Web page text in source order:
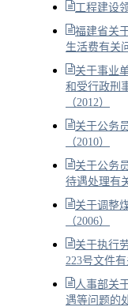
工程建设
福建省关
生活费有关
关于事业
和受行政刑
（2012）
关于公务
（2010）
关于公务
待遇处理有
关于调整
（2006）
关于执行
223号文件
人事部关
遇等问题的